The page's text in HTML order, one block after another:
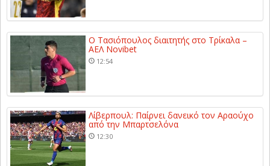
Ο Τασιόπουλος διαιτητής στο Τρίκαλα –
ΑΕΛ Novibet
12:54
Λίβερπουλ: Παίρνει δανεικό τον Αραούχο
από την Μπαρτσελόνα
12:30